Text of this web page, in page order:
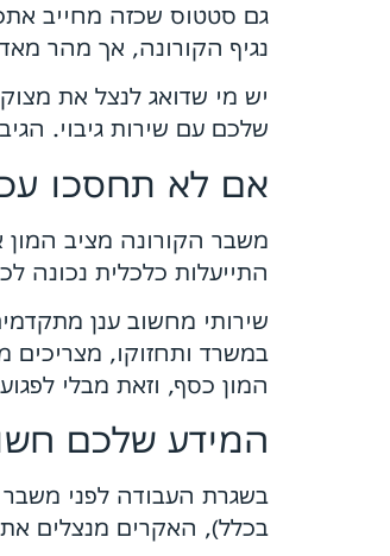
גם סטטוס שכזה מחייב
נגיף הקורונה, אך מהר
יש מי שדואג לנצל את
שלכם עם שירות גיבוי.
אם לא תחסכו
משבר הקורונה מציב
התייעלות כלכלית נכונה לכם 365 ימים בשנה, אך בעיקר עכשיו – בשיאו של
שירותי מחשוב ענן
במשרד ותחזוקו,
המון כסף, וזאת מבלי
המידע שלכם
בשגרת העבודה לפני
בכלל), האקרים מנצלים